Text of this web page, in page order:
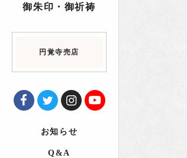
御朱印・御祈祷
円覚寺売店
お知らせ
Q&A